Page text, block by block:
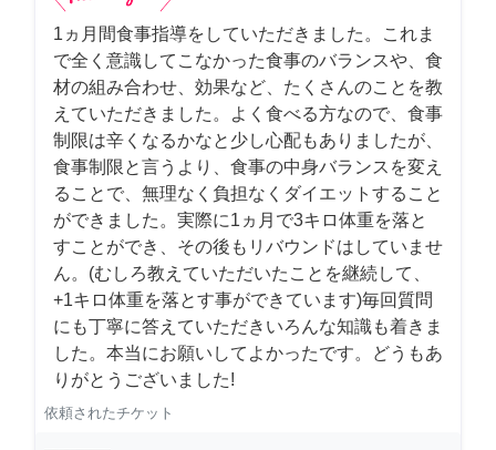
1ヵ月間食事指導をしていただきました。これま
で全く意識してこなかった食事のバランスや、食
材の組み合わせ、効果など、たくさんのことを教
えていただきました。よく食べる方なので、食事
制限は辛くなるかなと少し心配もありましたが、
食事制限と言うより、食事の中身バランスを変え
ることで、無理なく負担なくダイエットすること
ができました。実際に1ヵ月で3キロ体重を落と
すことができ、その後もリバウンドはしていませ
ん。(むしろ教えていただいたことを継続して、
+1キロ体重を落とす事ができています)毎回質問
にも丁寧に答えていただきいろんな知識も着きま
した。本当にお願いしてよかったです。どうもあ
りがとうございました!
依頼されたチケット